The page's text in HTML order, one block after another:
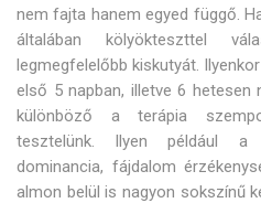
nem fajta hanem egyed függő.
általában kölyökteszttel
legmegfelelőbb kiskutyát.
első 5 napban, illetve 6
különböző a terápia
tesztelünk. Ilyen például a
dominancia, fájdalom
almon belül is nagyon sokszínű